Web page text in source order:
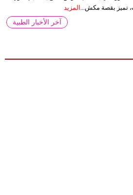
تميز بقصة مكش...
المزيد
آخر الأخبار الطبية